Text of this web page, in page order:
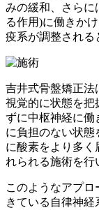
みの緩和、さらに
る作用)に働きか
疫系が調整される
吉井式骨盤矯正法
視覚的に状態を把
ずに中枢神経に働
に負担のない状
に酸素をより多く
れられる施術を行
このようなアプ
きている自律神